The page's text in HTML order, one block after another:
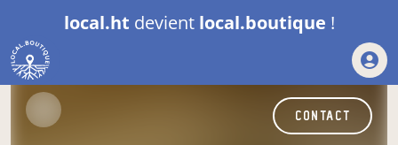
local.ht devient local.boutique !
contact